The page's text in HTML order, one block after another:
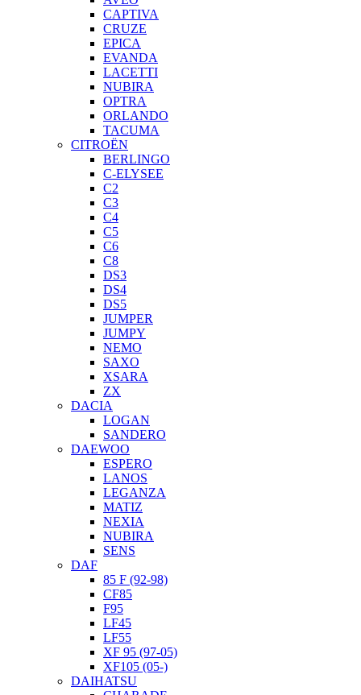
CAPTIVA
CRUZE
EPICA
EVANDA
LACETTI
NUBIRA
OPTRA
ORLANDO
TACUMA
CITROËN
BERLINGO
C-ELYSEE
C2
C3
C4
C5
C6
C8
DS3
DS4
DS5
JUMPER
JUMPY
NEMO
SAXO
XSARA
ZX
DACIA
LOGAN
SANDERO
DAEWOO
ESPERO
LANOS
LEGANZA
MATIZ
NEXIA
NUBIRA
SENS
DAF
85 F (92-98)
CF85
F95
LF45
LF55
XF 95 (97-05)
XF105 (05-)
DAIHATSU